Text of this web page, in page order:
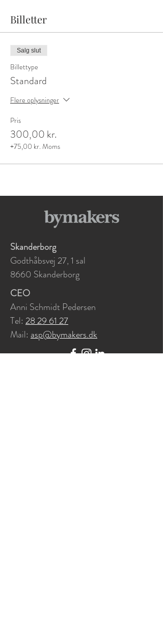
(Brug kuponkoden ved betaling)
Pris for ikke-medlemmer:
Facilitator:
Billetter
Salg slut
Billettype
Standard
Flere oplysninger
Pris
300,00 kr.
+75,00 kr. Moms
Skanderborg
Godthåbsvej 27, 1 sal
8660 Skanderborg
CEO
Anni Schmidt Pedersen
Tel: 28 29 61 27
Mail: asp@bymakers.dk